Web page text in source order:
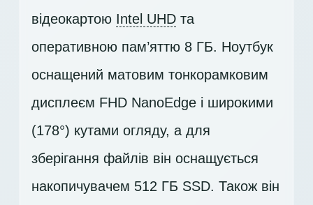
відеокартою Intel UHD та
оперативною пам’яттю 8 ГБ. Ноутбук
оснащений матовим тонкорамковим
дисплеєм FHD NanoEdge і широкими
(178°) кутами огляду, а для
зберігання файлів він оснащується
накопичувачем 512 ГБ SSD. Також він